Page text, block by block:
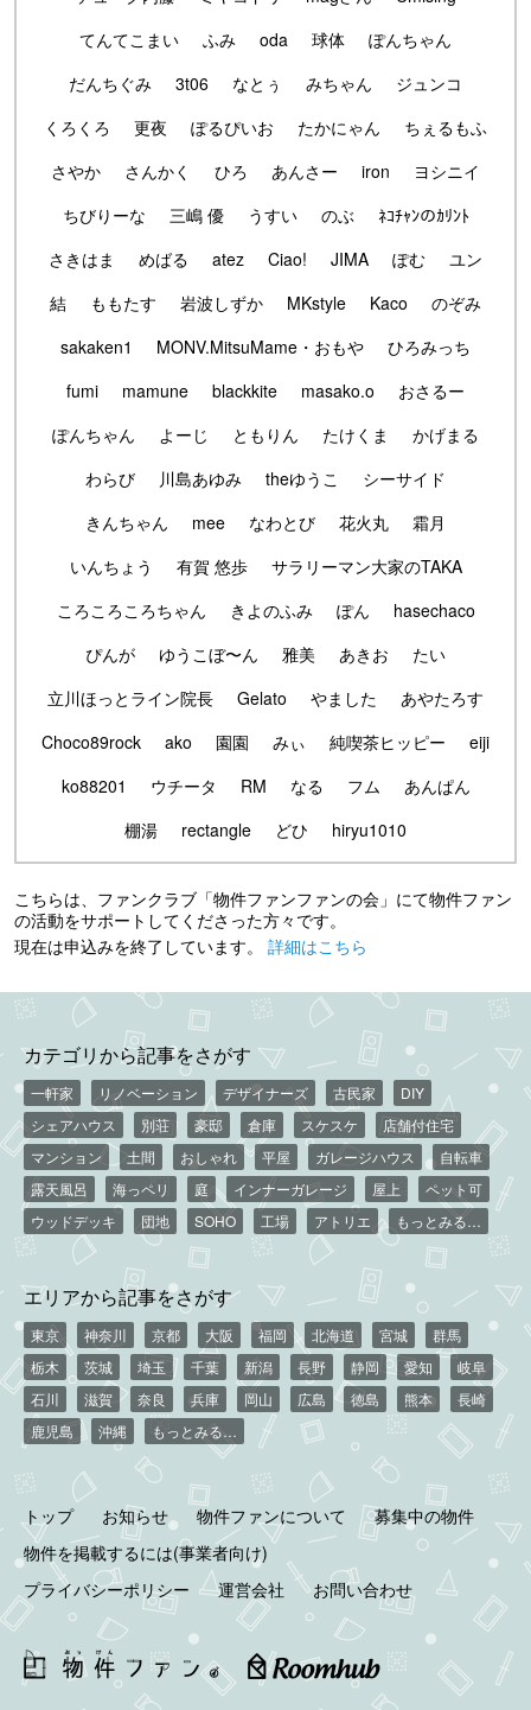
てんてこまい
ふみ oda 球体
ぽんちゃん
だんちぐみ
3t06 なとぅ みちゃん
ジュンコ
くろくろ
更夜 ぽるぴいお たかにゃん
ちぇるもふ
さやか
さんかく ひろ あんさー iron
ヨシニイ
ちびりーな
三嶋 優 うすい のぶ
ﾈｺﾁｬﾝのｶﾘﾝﾄ
さきはま
めばる atez Ciao! JIMA ぽむ
ユン
結
ももたす 岩波しずか MKstyle Kaco
のぞみ
sakaken1
MONV.MitsuMame・おもや
ひろみっち
fumi
mamune blackkite masako.o
おさるー
ぽんちゃん
よーじ ともりん たけくま
かげまる
わらび
川島あゆみ theゆうこ
シーサイド
きんちゃん
mee なわとび 花火丸
霜月
いんちょう
有賀 悠歩
サラリーマン大家のTAKA
ころころころちゃん
きよのふみ ぽん
hasechaco
ぴんが
ゆうこぼ〜ん 雅美 あきお
たい
立川ほっとライン院長
Gelato やました
あやたろす
Choco89rock
ako 園園 みぃ 純喫茶ヒッピー
eiji
ko88201
ウチータ RM なる フム
あんぱん
棚湯
rectangle どひ hiryu1010
こちらは、ファンクラブ「物件ファンファンの会」にて物件ファン
の活動をサポートしてくださった方々です。
現在は申込みを終了しています。 詳細はこちら
カテゴリから記事をさがす
一軒家 リノベーション デザイナーズ 古民家
DIY
シェアハウス
別荘 豪邸 倉庫 スケスケ
店舗付住宅
マンション
土間 おしゃれ 平屋 ガレージハウス
自転車
露天風呂
海っペリ 庭 インナーガレージ 屋上
ペット可
ウッドデッキ
団地 SOHO 工場 アトリエ もっとみる…
エリアから記事をさがす
東京 神奈川 京都 大阪 福岡 北海道 宮城
群馬
栃木
茨城 埼玉 千葉 新潟 長野 静岡 愛知
岐阜
石川
滋賀 奈良 兵庫 岡山 広島 徳島 熊本
長崎
鹿児島
沖縄 もっとみる…
トップ お知らせ 物件ファンについて
募集中の物件
物件を掲載するには(事業者向け)
プライバシーポリシー
運営会社 お問い合わせ